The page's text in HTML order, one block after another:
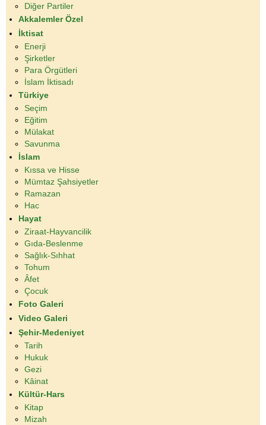
Diğer Partiler
Akkalemler Özel
İktisat
Enerji
Şirketler
Para Örgütleri
İslam İktisadı
Türkiye
Seçim
Eğitim
Mülakat
Savunma
İslam
Kıssa ve Hisse
Mümtaz Şahsiyetler
Ramazan
Hac
Hayat
Ziraat-Hayvancilik
Gıda-Beslenme
Sağlık-Sıhhat
Tohum
Âfet
Çocuk
Foto Galeri
Video Galeri
Şehir-Medeniyet
Tarih
Hukuk
Gezi
Kâinat
Kültür-Hars
Kitap
Mizah